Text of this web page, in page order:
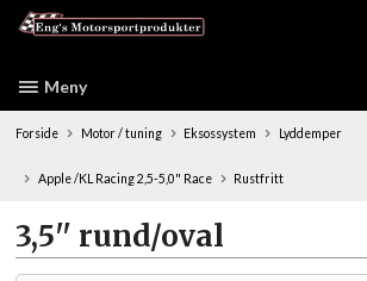
Meny
Forside Motor / tuning Eksossystem Lyddemper
Apple /KL Racing 2,5-5,0" Race Rustfritt
3,5'' rund/oval